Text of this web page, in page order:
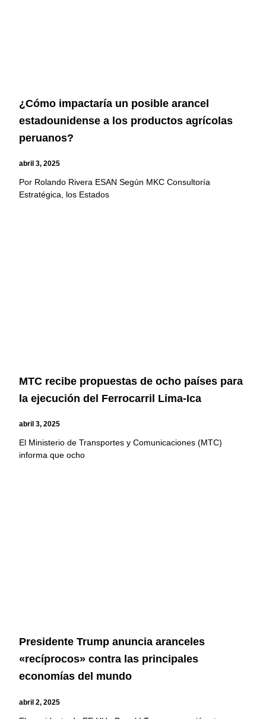
¿Cómo impactaría un posible arancel
estadounidense a los productos agrícolas
peruanos?
abril 3, 2025
Por Rolando Rivera ESAN Según MKC Consultoría
Estratégica, los Estados
MTC recibe propuestas de ocho países para
la ejecución del Ferrocarril Lima-Ica
abril 3, 2025
El Ministerio de Transportes y Comunicaciones (MTC)
informa que ocho
Presidente Trump anuncia aranceles
«recíprocos» contra las principales
economías del mundo
abril 2, 2025